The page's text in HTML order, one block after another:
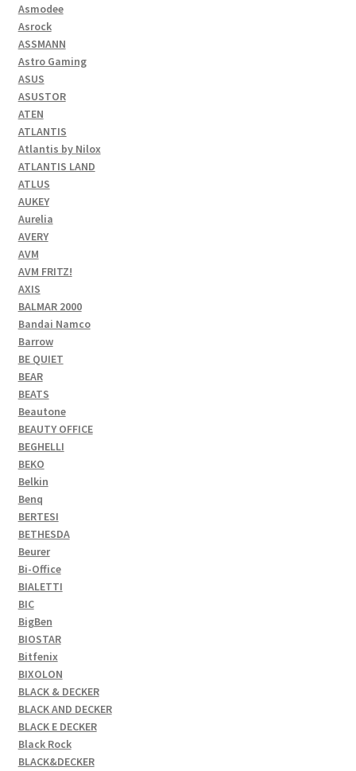
Asmodee
Asrock
ASSMANN
Astro Gaming
ASUS
ASUSTOR
ATEN
ATLANTIS
Atlantis by Nilox
ATLANTIS LAND
ATLUS
AUKEY
Aurelia
AVERY
AVM
AVM FRITZ!
AXIS
BALMAR 2000
Bandai Namco
Barrow
BE QUIET
BEAR
BEATS
Beautone
BEAUTY OFFICE
BEGHELLI
BEKO
Belkin
Benq
BERTESI
BETHESDA
Beurer
Bi-Office
BIALETTI
BIC
BigBen
BIOSTAR
Bitfenix
BIXOLON
BLACK & DECKER
BLACK AND DECKER
BLACK E DECKER
Black Rock
BLACK&DECKER